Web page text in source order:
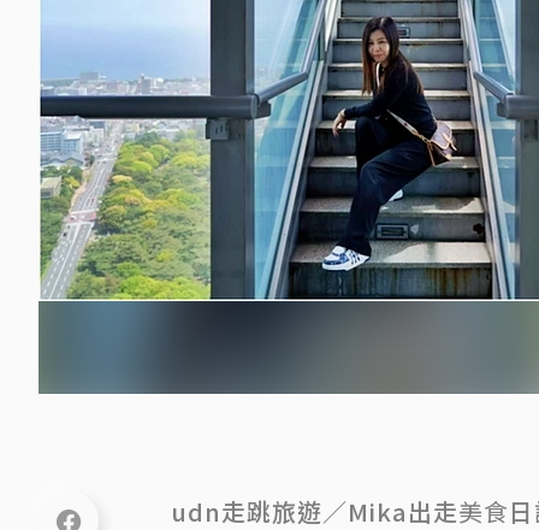
udn走跳旅遊／Mika出走美食